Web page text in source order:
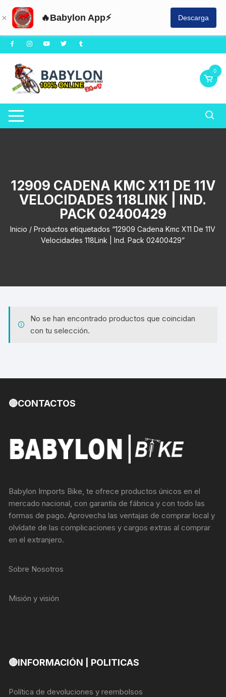
🔥Babylon App⚡ Descarga
Saltar
al
contenido
0
12909 CADENA KMC X11 DE 11V
VELOCIDADES 118LINK | IND.
PACK 02400429
Inicio / Productos etiquetados “12909 Cadena Kmc X11 De 11V
Velocidades 118Link | Ind. Pack 02400429”
No se han encontrado productos que coincidan
con tu selección.
🔴CONTACTOS
Babylon Imports Bike, te ofrece productos únicos en el
mercado nacional, con garantía de fábrica y con todo las
formas de pago. Aprovecha las ventajas de comprar local y
olvídate de las complicaciones y cargos extras al comprar
en el extranjero.
Sobre Nosotros
Misión y visión
🔴INFORMACIÓN | POLITICAS
Política de devoluciones y reembolsos